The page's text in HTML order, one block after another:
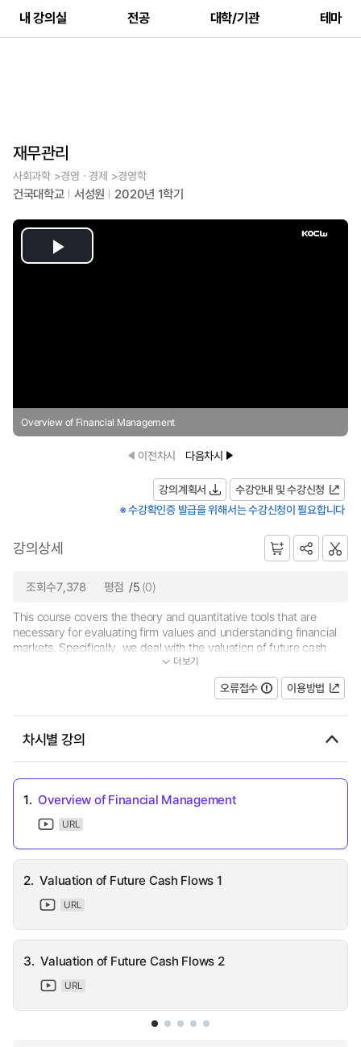
내 강의실 전공 대학/기관 테마
재무관리
사회과학 >경영ㆍ경제 >경영학
건국대학교 서성원 2020년 1학기
Play
Overview of Financial Management
이전차시 다음차시
강의계획서
수강안내 및 수강신청
※ 수강확인증 발급을 위해서는 수강신청이 필요합니다
강의상세
조회수7,378 평점 /5 (0)
This course covers the theory and quantitative tools that are
necessary for evaluating firm values and understanding financial
markets. Specifically, we deal with the valuation of future cash
flows, pricing sticks and bonds, capital budgeting, risk and return...
더보기
오류접수 이용방법
차시별 강의
1. Overview of Financial Management
URL
2. Valuation of Future Cash Flows 1
URL
3. Valuation of Future Cash Flows 2
URL